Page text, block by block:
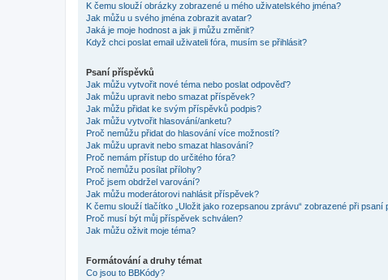
K čemu slouží obrázky zobrazené u mého uživatelského jména?
Jak můžu u svého jména zobrazit avatar?
Jaká je moje hodnost a jak ji můžu změnit?
Když chci poslat email uživateli fóra, musím se přihlásit?
Psaní příspěvků
Jak můžu vytvořit nové téma nebo poslat odpověď?
Jak můžu upravit nebo smazat příspěvek?
Jak můžu přidat ke svým příspěvků podpis?
Jak můžu vytvořit hlasování/anketu?
Proč nemůžu přidat do hlasování více možností?
Jak můžu upravit nebo smazat hlasování?
Proč nemám přístup do určitého fóra?
Proč nemůžu posílat přílohy?
Proč jsem obdržel varování?
Jak můžu moderátorovi nahlásit příspěvek?
K čemu slouží tlačítko „Uložit jako rozepsanou zprávu“ zobrazené při psaní
Proč musí být můj příspěvek schválen?
Jak můžu oživit moje téma?
Formátování a druhy témat
Co jsou to BBKódy?